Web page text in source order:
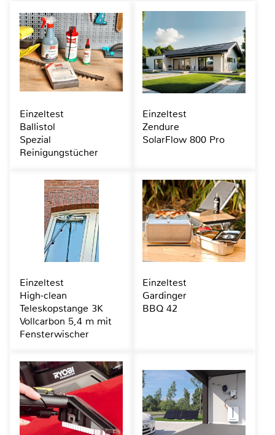
Einzeltest
Ballistol
Spezial
Reinigungstücher
Einzeltest
Zendure
SolarFlow 800 Pro
Einzeltest
High-clean
Teleskopstange 3K
Vollcarbon 5,4 m mit
Fensterwischer
Einzeltest
Gardinger
BBQ 42